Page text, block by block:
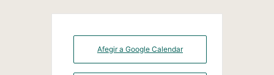
Afegir a Google Calendar